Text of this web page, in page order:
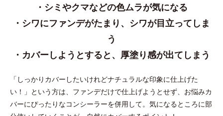
・シミやクマなどの色ムラが気になる
・シワにファンデがたまり、シワが目立ってしま
う
・カバーしようとすると、厚塗り感が出てしまう
「しっかりカバーしたいけれどナチュラルな印象に仕上げた
い！」という方は、ファンデだけで仕上げようとせず、お悩みカ
バーにぴったりなコンシーラーを併用して。気になるところに部